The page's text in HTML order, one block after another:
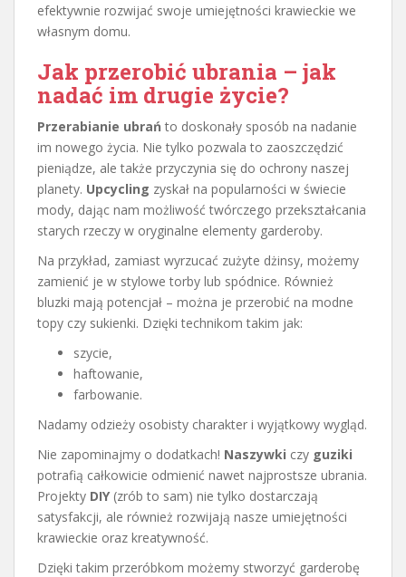
efektywnie rozwijać swoje umiejętności krawieckie we
własnym domu.
Jak przerobić ubrania – jak
nadać im drugie życie?
Przerabianie ubrań to doskonały sposób na nadanie
im nowego życia. Nie tylko pozwala to zaoszczędzić
pieniądze, ale także przyczynia się do ochrony naszej
planety. Upcycling zyskał na popularności w świecie
mody, dając nam możliwość twórczego przekształcania
starych rzeczy w oryginalne elementy garderoby.
Na przykład, zamiast wyrzucać zużyte dżinsy, możemy
zamienić je w stylowe torby lub spódnice. Również
bluzki mają potencjał – można je przerobić na modne
topy czy sukienki. Dzięki technikom takim jak:
szycie,
haftowanie,
farbowanie.
Nadamy odzieży osobisty charakter i wyjątkowy wygląd.
Nie zapominajmy o dodatkach! Naszywki czy guziki
potrafią całkowicie odmienić nawet najprostsze ubrania.
Projekty DIY(zrób to sam) nie tylko dostarczają
satysfakcji, ale również rozwijają nasze umiejętności
krawieckie oraz kreatywność.
Dzięki takim przeróbkom możemy stworzyć garderobę